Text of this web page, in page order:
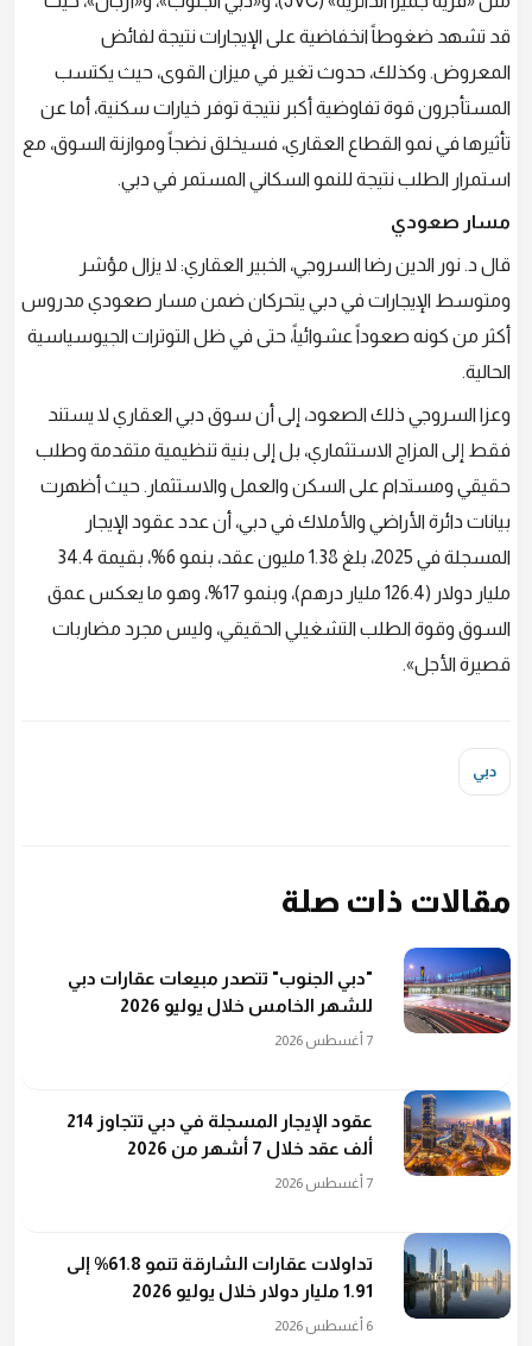
قد تشهد ضغوطاً انخفاضية على الإيجارات نتيجة لفائض
المعروض. وكذلك، حدوث تغير في ميزان القوى، حيث يكتسب
المستأجرون قوة تفاوضية أكبر نتيجة توفر خيارات سكنية، أما عن
تأثيرها في نمو القطاع العقاري، فسيخلق نضجاً وموازنة السوق، مع
استمرار الطلب نتيجة للنمو السكاني المستمر في دبي.
مسار صعودي
قال د. نور الدين رضا السروجي، الخبير العقاري: لا يزال مؤشر
ومتوسط الإيجارات في دبي يتحركان ضمن مسار صعودي مدروس
أكثر من كونه صعوداً عشوائياً، حتى في ظل التوترات الجيوسياسية
الحالية.
وعزا السروجي ذلك الصعود، إلى أن سوق دبي العقاري لا يستند
فقط إلى المزاج الاستثماري، بل إلى بنية تنظيمية متقدمة وطلب
حقيقي ومستدام على السكن والعمل والاستثمار. حيث أظهرت
بيانات دائرة الأراضي والأملاك في دبي، أن عدد عقود الإيجار
المسجلة في 2025، بلغ 1.38 مليون عقد، بنمو 6%، بقيمة 34.4
مليار دولار (126.4 مليار درهم)، وبنمو 17%، وهو ما يعكس عمق
السوق وقوة الطلب التشغيلي الحقيقي، وليس مجرد مضاربات
قصيرة الأجل».
دبي
مقالات ذات صلة
"دبي الجنوب" تتصدر مبيعات عقارات دبي
للشهر الخامس خلال يوليو 2026
7 أغسطس 2026
عقود الإيجار المسجلة في دبي تتجاوز 214
ألف عقد خلال 7 أشهر من 2026
7 أغسطس 2026
تداولات عقارات الشارقة تنمو 61.8% إلى
1.91 مليار دولار خلال يوليو 2026
6 أغسطس 2026